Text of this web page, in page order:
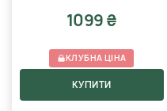
1099 ₴
КЛУБНА ЦІНА
КУПИТИ